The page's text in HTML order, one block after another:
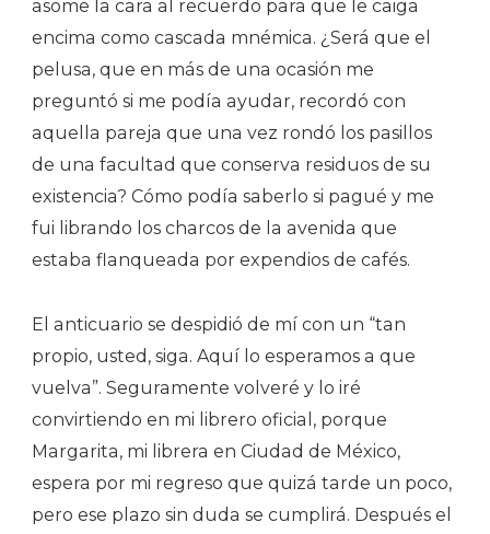
asome la cara al recuerdo para que le caiga
encima como cascada mnémica. ¿Será que el
pelusa, que en más de una ocasión me
preguntó si me podía ayudar, recordó con
aquella pareja que una vez rondó los pasillos
de una facultad que conserva residuos de su
existencia? Cómo podía saberlo si pagué y me
fui librando los charcos de la avenida que
estaba flanqueada por expendios de cafés.
El anticuario se despidió de mí con un “tan
propio, usted, siga. Aquí lo esperamos a que
vuelva”. Seguramente volveré y lo iré
convirtiendo en mi librero oficial, porque
Margarita, mi librera en Ciudad de México,
espera por mi regreso que quizá tarde un poco,
pero ese plazo sin duda se cumplirá. Después el